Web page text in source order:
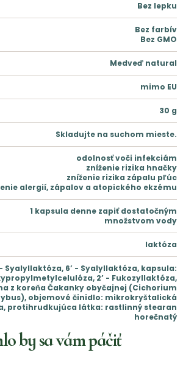
Bez lepku
Bez farbív
Bez GMO
Medveď natural
mimo EU
30 g
Skladujte na suchom mieste.
odolnosť voči infekciám
zníženie rizika hnačky
zníženie rizika zápalu pľúc
alergií, zápalov a atopického ekzému
1 kapsula denne zapiť dostatočným
množstvom vody
laktóza
Syalyllaktóza, 6’ - Syalyllaktóza, kapsula:
2’ - Fukozyllaktóza,
z koreňa Čakanky obyčajnej (Cichorium
objemové činidlo: mikrokryštalická
protihrudkujúca látka: rastlinný stearan
horečnatý
by sa vám páčiť